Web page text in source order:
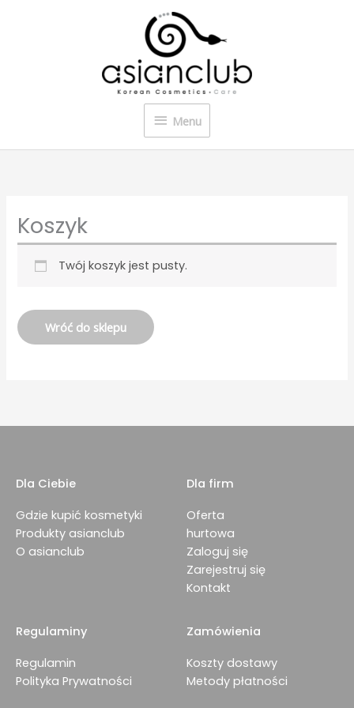
Menu
Menu
Koszyk
Twój koszyk jest pusty.
Wróć do sklepu
Dla Ciebie
Gdzie kupić kosmetyki
Produkty asianclub
O asianclub
Dla firm
Oferta
hurtowa
Zaloguj się
Zarejestruj się
Kontakt
Regulaminy
Regulamin
Polityka Prywatności
Zamówienia
Koszty dostawy
Metody płatności